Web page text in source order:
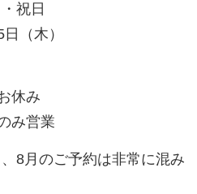
祝日
（木）
休み
み営業
8月のご予約は非常に混み